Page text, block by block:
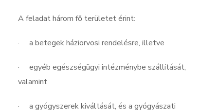
A feladat három fő területet érint:
· a betegek háziorvosi rendelésre, illetve
· egyéb egészségügyi intézménybe szállítását,
valamint
· a gyógyszerek kiváltását, és a gyógyászati